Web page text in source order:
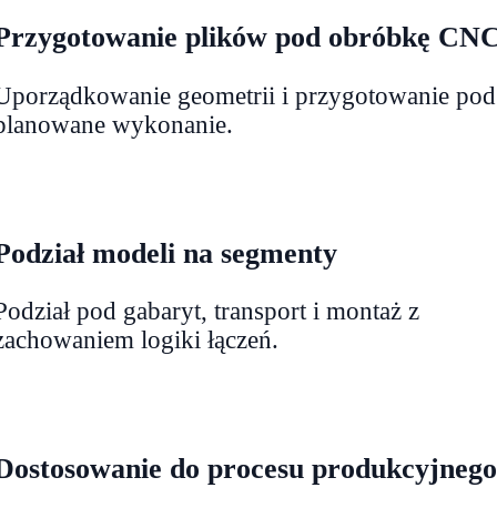
plików pod obróbkę
geometrii i przygotowanie pod
wykonanie.
modeli na segmenty
pod gabaryt, transport i montaż z
logiki łączeń.
do procesu produkcyjnego